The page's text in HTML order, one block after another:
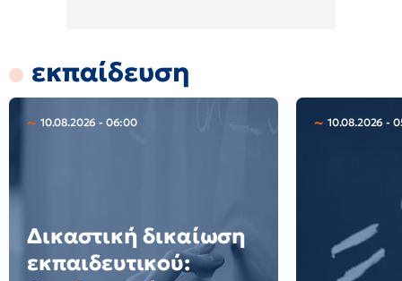
εκπαίδευση
10.08.2026 - 06:00
Δικαστική δικαίωση
εκπαιδευτικού:
10.08.2026 -